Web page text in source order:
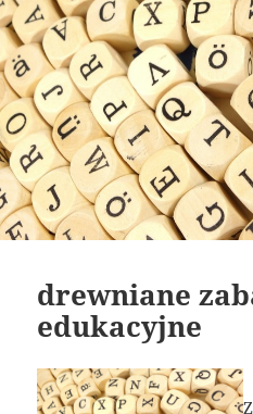
drewniane
edukacyjne